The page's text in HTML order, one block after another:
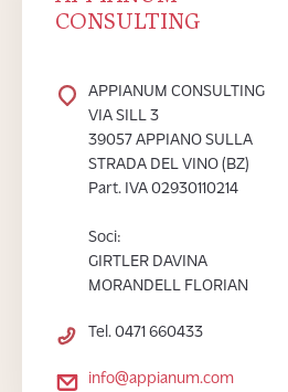
CONSULTING
APPIANUM CONSULTING
VIA SILL 3
39057 APPIANO SULLA
STRADA DEL VINO (BZ)
Part. IVA 02930110214
Soci:
GIRTLER DAVINA
MORANDELL FLORIAN
Tel. 0471 660433
info@appianum.com